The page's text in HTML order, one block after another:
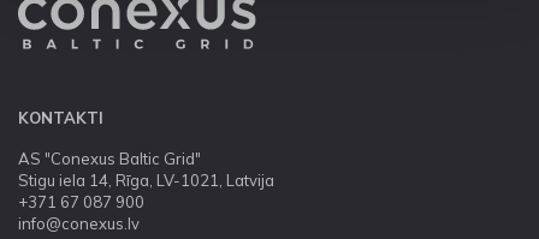
KONTAKTI
AS "Conexus Baltic Grid"
Stigu iela 14, Rīga, LV-1021, Latvija
+371 67 087 900
info@conexus.lv